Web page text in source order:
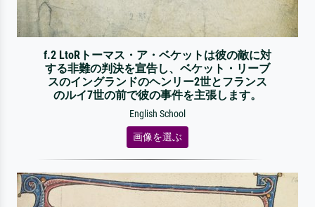
f.2 LtoRトーマス・ア・ベケットは彼の敵に対
する非難の判決を宣告し、ベケット・リーブ
スのイングランドのヘンリー2世とフランス
のルイ7世の前で彼の事件を主張します。
English School
画像を選ぶ